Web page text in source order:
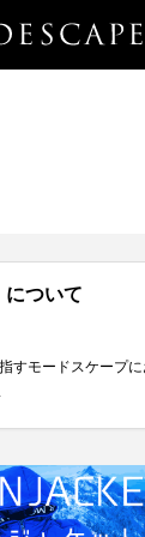
について
モードスケープ